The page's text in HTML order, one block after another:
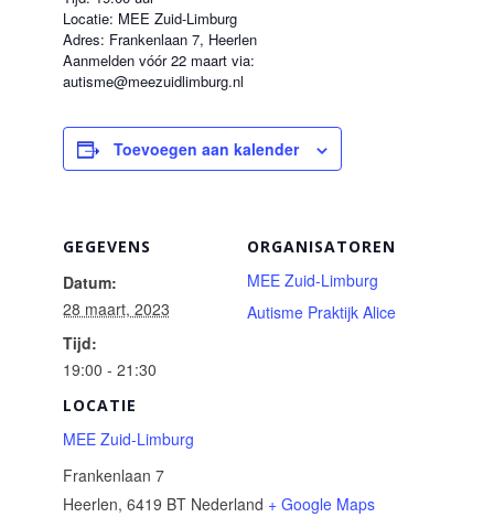
Locatie: MEE Zuid-Limburg
Adres: Frankenlaan 7, Heerlen
Aanmelden vóór 22 maart via:
autisme@meezuidlimburg.nl
Toevoegen aan kalender
GEGEVENS
Datum:
28 maart, 2023
Tijd:
19:00 - 21:30
LOCATIE
MEE Zuid-Limburg
Frankenlaan 7
Heerlen, 6419 BT Nederland + Google Maps
ORGANISATOREN
MEE Zuid-Limburg
Autisme Praktijk Alice